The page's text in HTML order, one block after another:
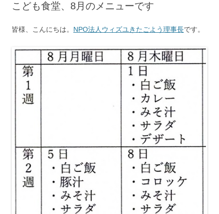
こども食堂、8月のメニューです
皆様、こんにちは。 NPO法人ウィズユきたごよう理事長です。